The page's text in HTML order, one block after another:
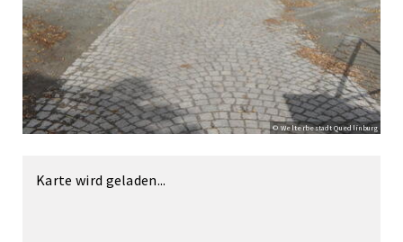
© Welterbestadt Quedlinburg
Karte wird geladen...